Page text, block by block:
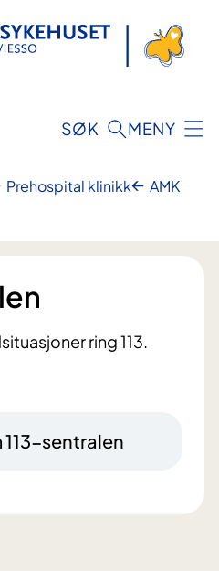
SØK MENY
Prehospital klinikk
AMK
ring 113.
113-sentralen